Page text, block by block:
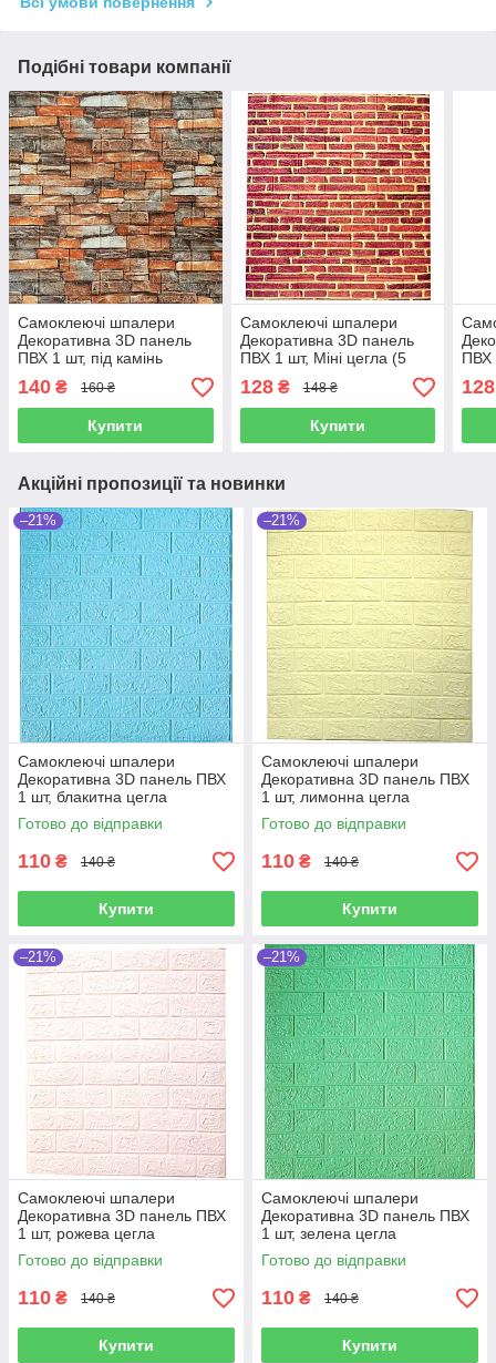
Подібні товари компанії
Самоклеючі шпалери
Декоративна 3D панель
ПВХ 1 шт, під камінь
Червоний піщаник
140 ₴ 160 ₴
Купити
Самоклеючі шпалери
Декоративна 3D панель
ПВХ 1 шт, Міні цегла (5
мм)
128₴ 148 ₴
Купити
ПВХ
128
Акційні пропозиції та новинки
–21%
Самоклеючі шпалери
Декоративна 3D панель ПВХ
1 шт, блакитна цегла
700х770х4мм
Готово до відправки
110 ₴ 140 ₴
Купити
–21%
Самоклеючі шпалери
Декоративна 3D панель ПВХ
1 шт, лимонна цегла
700х770х4мм
Готово до відправки
110 ₴ 140 ₴
Купити
–21%
Самоклеючі шпалери
Декоративна 3D панель ПВХ
1 шт, рожева цегла
700х770х4мм
Готово до відправки
110 ₴ 140 ₴
Купити
–21%
Самоклеючі шпалери
Декоративна 3D панель ПВХ
1 шт, зелена цегла
700х770х4мм
Готово до відправки
110 ₴ 140 ₴
Купити